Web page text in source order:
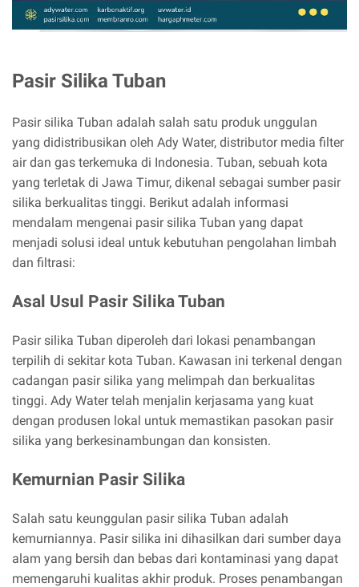
Pasir Silika Tuban
Pasir silika Tuban adalah salah satu produk unggulan
yang didistribusikan oleh Ady Water, distributor media filter
air dan gas terkemuka di Indonesia. Tuban, sebuah kota
yang terletak di Jawa Timur, dikenal sebagai sumber pasir
silika berkualitas tinggi. Berikut adalah informasi
mendalam mengenai pasir silika Tuban yang dapat
menjadi solusi ideal untuk kebutuhan pengolahan limbah
dan filtrasi:
Asal Usul Pasir Silika Tuban
Pasir silika Tuban diperoleh dari lokasi penambangan
terpilih di sekitar kota Tuban. Kawasan ini terkenal dengan
cadangan pasir silika yang melimpah dan berkualitas
tinggi. Ady Water telah menjalin kerjasama yang kuat
dengan produsen lokal untuk memastikan pasokan pasir
silika yang berkesinambungan dan konsisten.
Kemurnian Pasir Silika
Salah satu keunggulan pasir silika Tuban adalah
kemurniannya. Pasir silika ini dihasilkan dari sumber daya
alam yang bersih dan bebas dari kontaminasi yang dapat
memengaruhi kualitas akhir produk. Proses penambangan